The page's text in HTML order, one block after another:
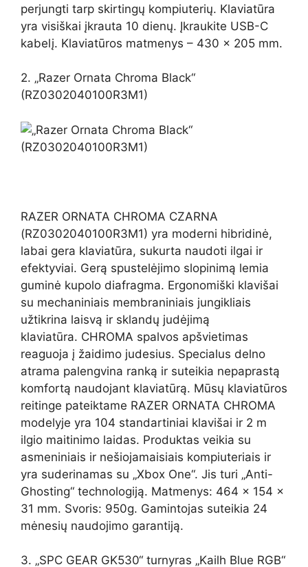
perjungti tarp skirtingų kompiuterių. Klaviatūra
yra visiškai įkrauta 10 dienų. Įkraukite USB-C
kabelį. Klaviatūros matmenys – 430 x 205 mm.
2. „Razer Ornata Chroma Black“
(RZ0302040100R3M1)
RAZER ORNATA CHROMA CZARNA
(RZ0302040100R3M1) yra moderni hibridinė,
labai gera klaviatūra, sukurta naudoti ilgai ir
efektyviai. Gerą spustelėjimo slopinimą lemia
guminė kupolo diafragma. Ergonomiški klavišai
su mechaniniais membraniniais jungikliais
užtikrina laisvą ir sklandų judėjimą
klaviatūra. CHROMA spalvos apšvietimas
reaguoja į žaidimo judesius. Specialus delno
atrama palengvina ranką ir suteikia nepaprastą
komfortą naudojant klaviatūrą. Mūsų klaviatūros
reitinge pateiktame RAZER ORNATA CHROMA
modelyje yra 104 standartiniai klavišai ir 2 m
ilgio maitinimo laidas. Produktas veikia su
asmeniniais ir nešiojamaisiais kompiuteriais ir
yra suderinamas su „Xbox One“. Jis turi „Anti-
Ghosting“ technologiją. Matmenys: 464 x 154 x
31 mm. Svoris: 950g. Gamintojas suteikia 24
mėnesių naudojimo garantiją.
3. „SPC GEAR GK530“ turnyras „Kailh Blue RGB“